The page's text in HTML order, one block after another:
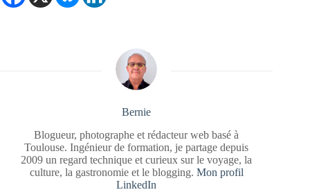
Bernie
Blogueur, photographe et rédacteur web basé à
Toulouse. Ingénieur de formation, je partage depuis
2009 un regard technique et curieux sur le voyage, la
culture, la gastronomie et le blogging. Mon profil
LinkedIn